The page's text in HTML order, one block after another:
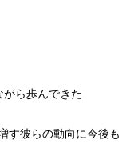
ら歩んできた
す彼らの動向に今後も